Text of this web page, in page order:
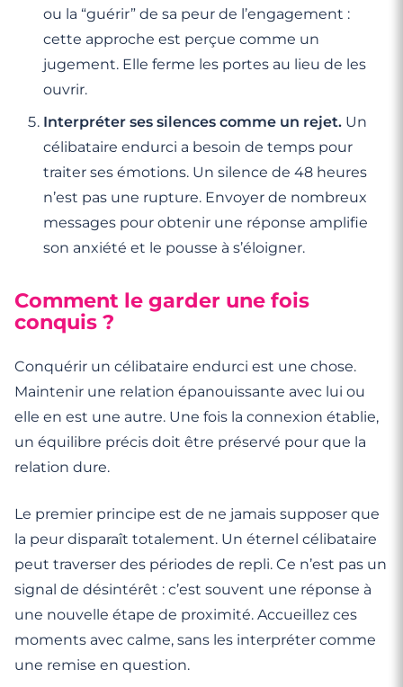
ou la “guérir” de sa peur de l’engagement :
cette approche est perçue comme un
jugement. Elle ferme les portes au lieu de les
ouvrir.
Interpréter ses silences comme un rejet. Un
célibataire endurci a besoin de temps pour
traiter ses émotions. Un silence de 48 heures
n’est pas une rupture. Envoyer de nombreux
messages pour obtenir une réponse amplifie
son anxiété et le pousse à s’éloigner.
Comment le garder une fois
conquis ?
Conquérir un célibataire endurci est une chose.
Maintenir une relation épanouissante avec lui ou
elle en est une autre. Une fois la connexion établie,
un équilibre précis doit être préservé pour que la
relation dure.
Le premier principe est de ne jamais supposer que
la peur disparaît totalement. Un éternel célibataire
peut traverser des périodes de repli. Ce n’est pas un
signal de désintérêt : c’est souvent une réponse à
une nouvelle étape de proximité. Accueillez ces
moments avec calme, sans les interpréter comme
une remise en question.